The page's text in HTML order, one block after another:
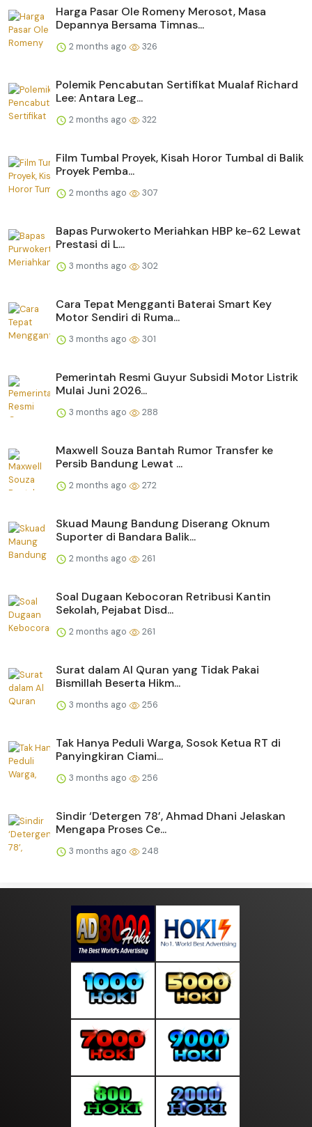
Harga Pasar Ole Romeny Merosot, Masa
Depannya Bersama Timnas...
2 months ago 326
Polemik Pencabutan Sertifikat Mualaf Richard
Lee: Antara Leg...
2 months ago 322
Film Tumbal Proyek, Kisah Horor Tumbal di Balik
Proyek Pemba...
2 months ago 307
Bapas Purwokerto Meriahkan HBP ke-62 Lewat
Prestasi di L...
3 months ago 302
Cara Tepat Mengganti Baterai Smart Key
Motor Sendiri di Ruma...
3 months ago 301
Pemerintah Resmi Guyur Subsidi Motor Listrik
Mulai Juni 2026...
3 months ago 288
Maxwell Souza Bantah Rumor Transfer ke
Persib Bandung Lewat ...
2 months ago 272
Skuad Maung Bandung Diserang Oknum
Suporter di Bandara Balik...
2 months ago 261
Soal Dugaan Kebocoran Retribusi Kantin
Sekolah, Pejabat Disd...
2 months ago 261
Surat dalam Al Quran yang Tidak Pakai
Bismillah Beserta Hikm...
3 months ago 256
Tak Hanya Peduli Warga, Sosok Ketua RT di
Panyingkiran Ciami...
3 months ago 256
Sindir ‘Detergen 78’, Ahmad Dhani Jelaskan
Mengapa Proses Ce...
3 months ago 248